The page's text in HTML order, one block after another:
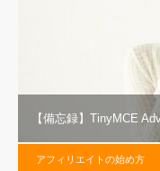
【備忘録】TinyMCE
アフィリエイトの始め方